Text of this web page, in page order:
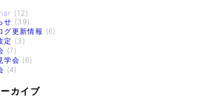
(12)
せ (39)
グ更新情報 (6)
定 (3)
(7)
学会 (6)
(4)
カイブ